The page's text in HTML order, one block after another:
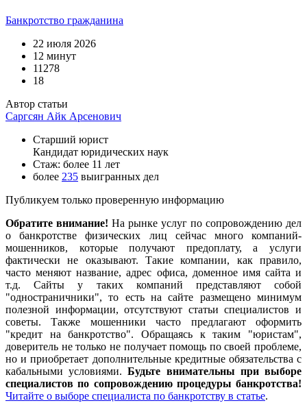
Банкротство гражданина
22 июля 2026
12 минут
11278
18
Автор статьи
Саргсян Айк Арсенович
Старший юрист
Кандидат юридических наук
Стаж: более 11 лет
более 235 выигранных дел
Публикуем только проверенную информацию
Обратите внимание! На рынке услуг по сопровождению дел
о банкротстве физических лиц сейчас много компаний-
мошенников, которые получают предоплату, а услуги
фактически не оказывают. Такие компании, как правило,
часто меняют название, адрес офиса, доменное имя сайта и
т.д. Сайты у таких компаний представляют собой
"одностраничники", то есть на сайте размещено минимум
полезной информации, отсутствуют статьи специалистов и
советы. Также мошенники часто предлагают оформить
"кредит на банкротство". Обращаясь к таким "юристам",
доверитель не только не получает помощь по своей проблеме,
но и приобретает дополнительные кредитные обязательства с
кабальными условиями.Будьте внимательны при выборе
специалистов по сопровождению процедуры банкротства!
Читайте о выборе специалиста по банкротству в статье.